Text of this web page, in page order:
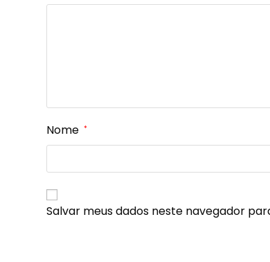
Nome *
Salvar meus dados neste navegador